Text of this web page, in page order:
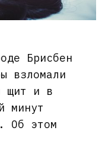
Брисбен
взломали
щит и в
минут
Об этом